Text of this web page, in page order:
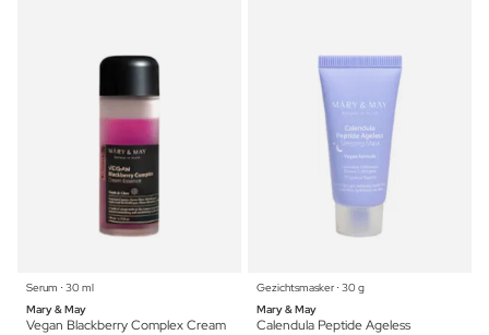
Serum ⋅ 30 ml
Mary & May
Vegan Blackberry Complex Cream
Gezichtsmasker ⋅ 30 g
Mary & May
Calendula Peptide Ageless